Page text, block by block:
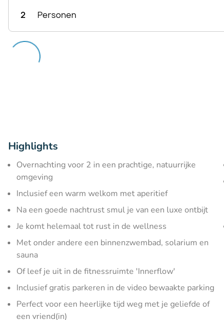
2 Personen
Highlights
Overnachting voor 2 in een prachtige, natuurrijke
omgeving
Inclusief een warm welkom met aperitief
Na een goede nachtrust smul je van een luxe ontbijt
Je komt helemaal tot rust in de wellness
Met onder andere een binnenzwembad, solarium en
sauna
Of leef je uit in de fitnessruimte 'Innerflow'
Inclusief gratis parkeren in de video bewaakte parking
Perfect voor een heerlijke tijd weg met je geliefde of
een vriend(in)